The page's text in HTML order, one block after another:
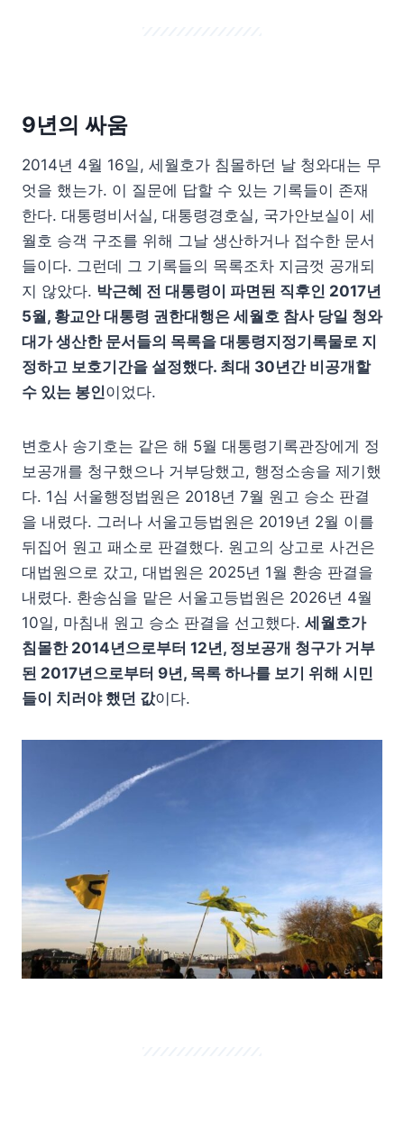
9년의 싸움
2014년 4월 16일, 세월호가 침몰하던 날 청와대는 무
엇을 했는가. 이 질문에 답할 수 있는 기록들이 존재
한다. 대통령비서실, 대통령경호실, 국가안보실이 세
월호 승객 구조를 위해 그날 생산하거나 접수한 문서
들이다. 그런데 그 기록들의 목록조차 지금껏 공개되
지 않았다. 박근혜 전 대통령이 파면된 직후인 2017년
5월, 황교안 대통령 권한대행은 세월호 참사 당일 청와
대가 생산한 문서들의 목록을 대통령지정기록물로 지
정하고 보호기간을 설정했다. 최대 30년간 비공개할
수 있는 봉인이었다.
변호사 송기호는 같은 해 5월 대통령기록관장에게 정
보공개를 청구했으나 거부당했고, 행정소송을 제기했
다. 1심 서울행정법원은 2018년 7월 원고 승소 판결
을 내렸다. 그러나 서울고등법원은 2019년 2월 이를
뒤집어 원고 패소로 판결했다. 원고의 상고로 사건은
대법원으로 갔고, 대법원은 2025년 1월 환송 판결을
내렸다. 환송심을 맡은 서울고등법원은 2026년 4월
10일, 마침내 원고 승소 판결을 선고했다. 세월호가
침몰한 2014년으로부터 12년, 정보공개 청구가 거부
된 2017년으로부터 9년, 목록 하나를 보기 위해 시민
들이 치러야 했던 값이다.